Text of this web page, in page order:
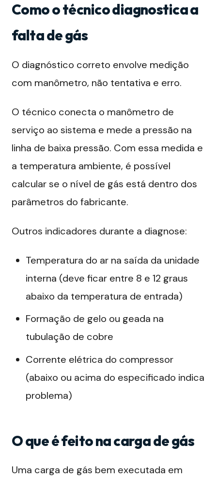
Como o técnico diagnostica a
falta de gás
O diagnóstico correto envolve medição
com manômetro, não tentativa e erro.
O técnico conecta o manômetro de
serviço ao sistema e mede a pressão na
linha de baixa pressão. Com essa medida e
a temperatura ambiente, é possível
calcular se o nível de gás está dentro dos
parâmetros do fabricante.
Outros indicadores durante a diagnose:
Temperatura do ar na saída da unidade
interna (deve ficar entre 8 e 12 graus
abaixo da temperatura de entrada)
Formação de gelo ou geada na
tubulação de cobre
Corrente elétrica do compressor
(abaixo ou acima do especificado indica
problema)
O que é feito na carga de gás
Uma carga de gás bem executada em